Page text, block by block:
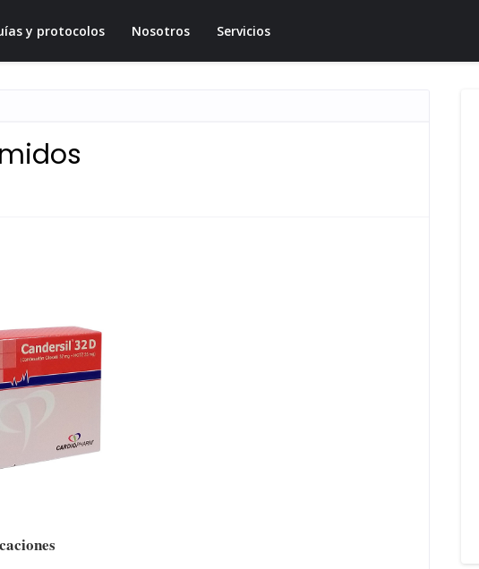
y protocolos Nosotros Servicios